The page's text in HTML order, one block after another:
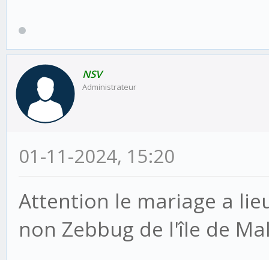
NSV
Administrateur
01-11-2024, 15:20
Attention le mariage a
non Zebbug de l'île de